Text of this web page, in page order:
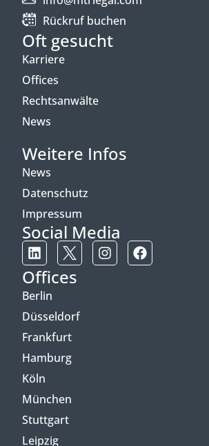
Rückruf buchen
Oft gesucht
Karriere
Offices
Rechtsanwälte
News
Weitere Infos
News
Datenschutz
Impressum
Social Media
Offices
Berlin
Düsseldorf
Frankfurt
Hamburg
Köln
München
Stuttgart
Leipzig